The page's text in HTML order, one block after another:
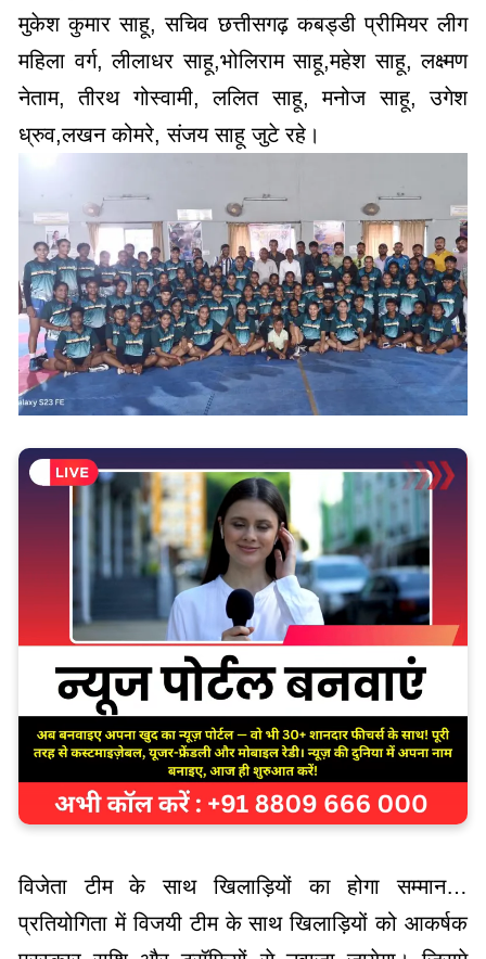
मुकेश कुमार साहू, सचिव छत्तीसगढ़ कबड्डी प्रीमियर लीग
महिला वर्ग, लीलाधर साहू,भोलिराम साहू,महेश साहू, लक्ष्मण
नेताम, तीरथ गोस्वामी, ललित साहू, मनोज साहू, उगेश
ध्रुव,लखन कोमरे, संजय साहू जुटे रहे।
विजेता टीम के साथ खिलाड़ियों का होगा सम्मान…
प्रतियोगिता में विजयी टीम के साथ खिलाड़ियों को आकर्षक